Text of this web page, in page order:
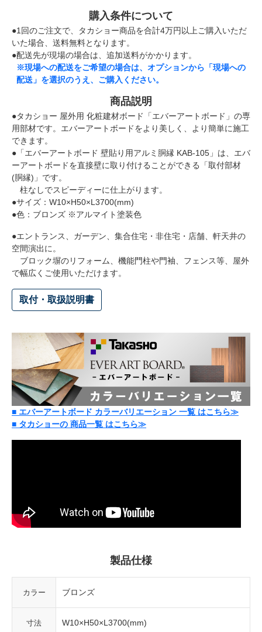
購入条件について
●1回のご注文で、タカショー商品を合計4万円以上ご購入いただ
いた場合、送料無料となります。
●配送先が現場の場合は、追加送料がかかります。
※現場への配送をご希望の場合は、オプションから「現場への
配送」を選択のうえ、ご購入ください。
商品説明
●タカショー 屋外用 化粧建材ボード「エバーアートボード」の専
用部材です。エバーアートボードをより美しく、より簡単に施工
できます。
●「エバーアートボード 壁貼り用アルミ胴縁 KAB-105」は、エバ
ーアートボードを直接壁に取り付けることができる「取付部材
(胴縁)」です。
柱なしでスピーディーに仕上がります。
●サイズ：W10×H50×L3700(mm)
●色：ブロンズ ※アルマイト塗装色
●エントランス、ガーデン、集合住宅・非住宅・店舗、軒天井の
空間演出に。
ブロック塀のリフォーム、機能門柱や門袖、フェンス等、屋外
で幅広くご使用いただけます。
取付・取扱説明書
■ エバーアートボード カラーバリエーション 一覧 はこちら≫
■ タカショーの 商品一覧 はこちら≫
製品仕様
カラー ブロンズ
寸法 W10×H50×L3700(mm)